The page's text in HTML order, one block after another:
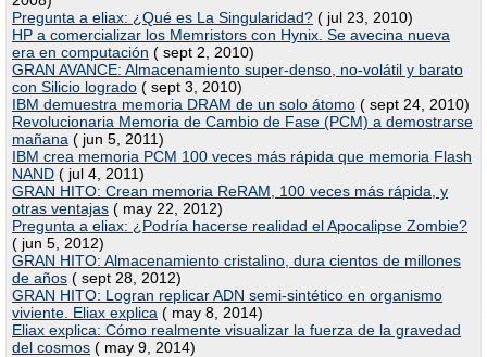
Pregunta a eliax: ¿Qué es La Singularidad? ( jul 23, 2010)
HP a comercializar los Memristors con Hynix. Se avecina nueva
era en computación ( sept 2, 2010)
GRAN AVANCE: Almacenamiento super-denso, no-volátil y barato
con Silicio logrado ( sept 3, 2010)
IBM demuestra memoria DRAM de un solo átomo ( sept 24, 2010)
Revolucionaria Memoria de Cambio de Fase (PCM) a demostrarse
mañana ( jun 5, 2011)
IBM crea memoria PCM 100 veces más rápida que memoria Flash
NAND ( jul 4, 2011)
GRAN HITO: Crean memoria ReRAM, 100 veces más rápida, y
otras ventajas ( may 22, 2012)
Pregunta a eliax: ¿Podría hacerse realidad el Apocalipse Zombie?
( jun 5, 2012)
GRAN HITO: Almacenamiento cristalino, dura cientos de millones
de años ( sept 28, 2012)
GRAN HITO: Logran replicar ADN semi-sintético en organismo
viviente. Eliax explica ( may 8, 2014)
Eliax explica: Cómo realmente visualizar la fuerza de la gravedad
del cosmos ( may 9, 2014)